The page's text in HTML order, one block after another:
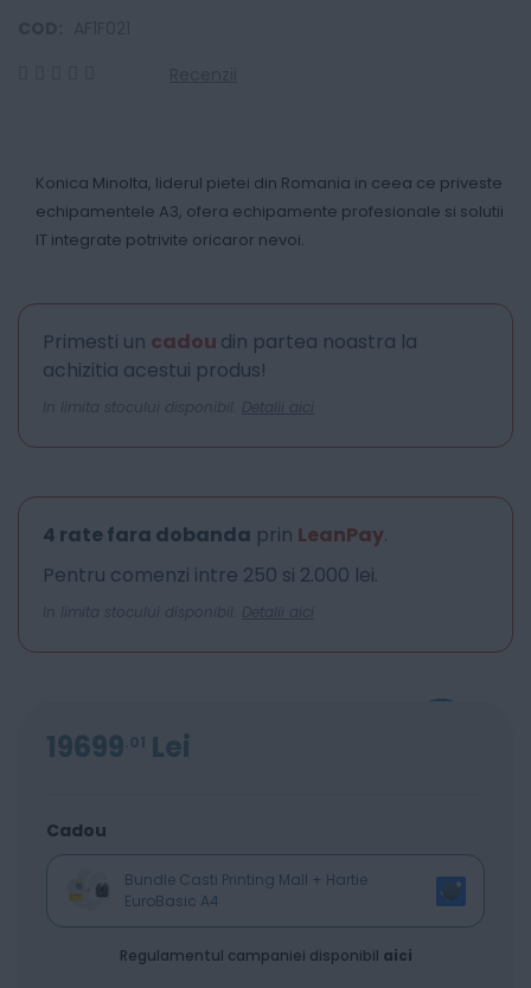
Konica Minolta, liderul pietei din Romania in ceea ce priveste
echipamentele A3, ofera echipamente profesionale si solutii
IT integrate potrivite oricaror nevoi.
Primesti un cadou din partea noastra la
achizitia acestui produs!
In limita stocului disponibil. Detalii aici
4 rate fara dobanda prin LeanPay.
Pentru comenzi intre 250 si 2.000 lei.
In limita stocului disponibil. Detalii aici
19699 01 Lei
Cadou
Bundle Casti Printing Mall + Hartie
EuroBasic A4
Regulamentul campaniei disponibil aici